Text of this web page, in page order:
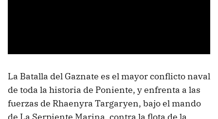
La Batalla del Gaznate es el mayor conflicto naval
de toda la historia de Poniente, y enfrenta a las
fuerzas de Rhaenyra Targaryen, bajo el mando